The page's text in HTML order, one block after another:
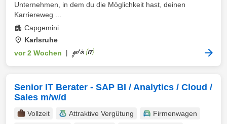
Unternehmen, in dem du die Möglichkeit hast, deinen
Karriereweg ...
Capgemini
Karlsruhe
vor 2 Wochen
Senior IT Berater - SAP BI / Analytics / Cloud /
Sales m/w/d
Vollzeit Attraktive Vergütung
Firmenwagen